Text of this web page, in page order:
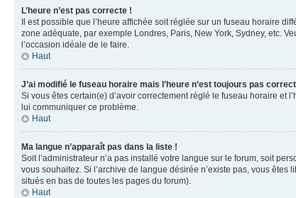
L’heure n’est pas correcte !
Il est possible que l’heure affichée soit réglée sur un fuseau horaire
zone adéquate, par exemple Londres, Paris, New York, Sydney, etc.
l’occasion idéale de le faire.
Haut
J’ai modifié le fuseau horaire mais l’heure n’est toujours pas
Si vous êtes certain(e) d’avoir correctement réglé le fuseau horaire et
lui communiquer ce problème.
Haut
Ma langue n’apparaît pas dans la liste !
Soit l’administrateur n’a pas installé votre langue sur le forum, soit
vous souhaitez. Si l’archive de langue désirée n’existe pas, vous
situés en bas de toutes les pages du forum).
Haut